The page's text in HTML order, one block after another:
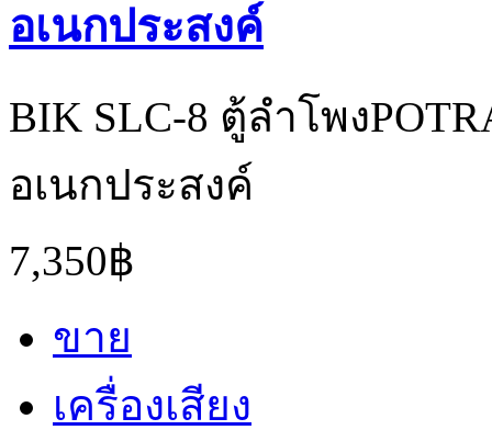
อเนกประสงค์
BIK SLC-8 ตู้ลำโพง
อเนกประสงค์
7,350฿
ขาย
เครื่องเสียง